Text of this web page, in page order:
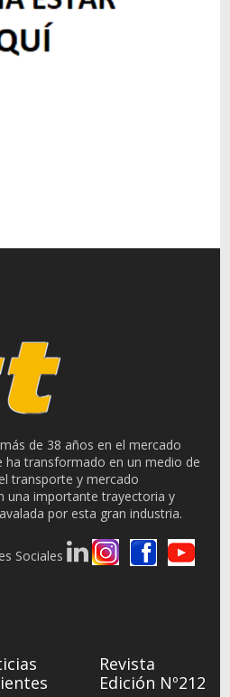
de 38 años en el mercado
ha transformado en un medio de
transporte y mercado
una importante trayectoria y
por esta gran industria.
Sociales
Revista
Edición Nº212